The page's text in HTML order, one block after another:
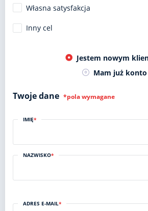
Własna satysfakcja
Inny cel
Jestem nowym
Mam już konto
Twoje dane *pola wymagane
IMIĘ*
NAZWISKO*
ADRES E-MAIL*